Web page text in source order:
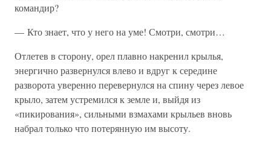
командир?
— Кто знает, что у него на уме! Смотри, смотри…
Отлетев в сторону, орел плавно накренил крылья,
энергично развернулся влево и вдруг к середине
разворота уверенно перевернулся на спину через левое
крыло, затем устремился к земле и, выйдя из
«пикирования», сильными взмахами крыльев вновь
набрал только что потерянную им высоту.